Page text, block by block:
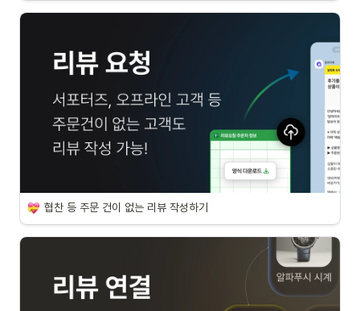
협찬 등 주문 건이 없는 리뷰 작성하기